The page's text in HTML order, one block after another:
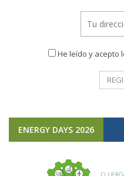
He leído y acepto
ENERGY DAYS 2026